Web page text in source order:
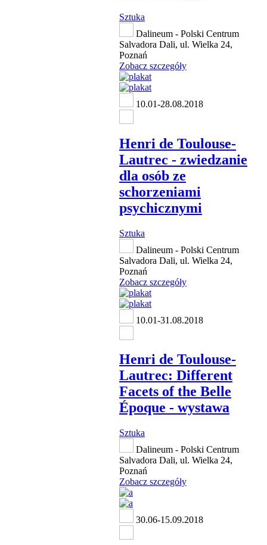
Sztuka
Dalineum - Polski Centrum
Salvadora Dali, ul. Wielka 24,
Poznań
Zobacz szczegóły
10.01-28.08.2018
Henri de Toulouse-
Lautrec - zwiedzanie
dla osób ze
schorzeniami
psychicznymi
Sztuka
Dalineum - Polski Centrum
Salvadora Dali, ul. Wielka 24,
Poznań
Zobacz szczegóły
10.01-31.08.2018
Henri de Toulouse-
Lautrec: Different
Facets of the Belle
Époque - wystawa
Sztuka
Dalineum - Polski Centrum
Salvadora Dali, ul. Wielka 24,
Poznań
Zobacz szczegóły
30.06-15.09.2018